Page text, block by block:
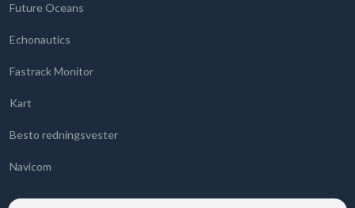
Future Oceans
Echonautics
Fastrack Monitor
Kart
Besto redningsvester
Navicom